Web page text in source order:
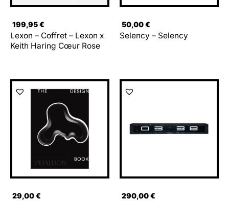
199,95€
Lexon – Coffret – Lexon x
Keith Haring Cœur Rose
50,00€
Selency – Selency
29,00€ 290,00€